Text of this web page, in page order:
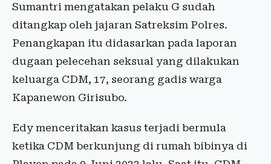
Sumantri mengatakan pelaku G sudah
ditangkap oleh jajaran Satreksim Polres.
Penangkapan itu didasarkan pada laporan
dugaan pelecehan seksual yang dilakukan
keluarga CDM, 17, seorang gadis warga
Kapanewon Girisubo.
Edy menceritakan kasus terjadi bermula
ketika CDM berkunjung di rumah bibinya di